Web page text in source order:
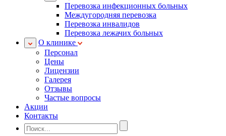
Перевозка инфекционных больных
Междугородняя перевозка
Перевозка инвалидов
Перевозка лежачих больных
О клинике
Персонал
Цены
Лицензии
Галерея
Отзывы
Частые вопросы
Акции
Контакты